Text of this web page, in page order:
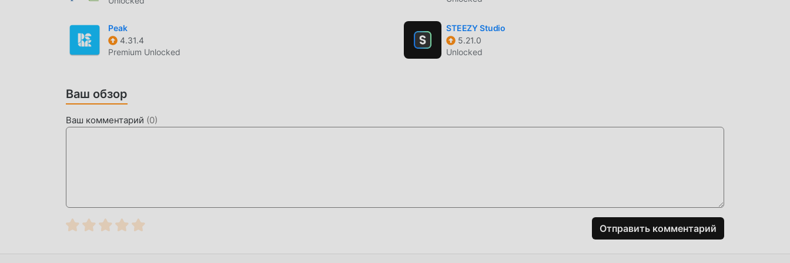
Peak
4.31.4
Premium Unlocked
STEEZY Studio
5.21.0
Unlocked
Ваш обзор
Ваш комментарий (0)
Отправить комментарий